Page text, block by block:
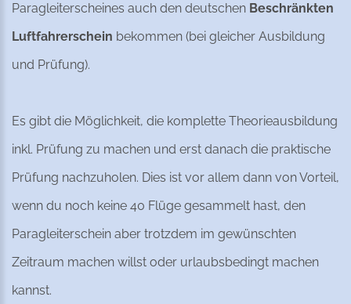
Paragleiterscheines auch den deutschen Beschränkten
Luftfahrerschein bekommen (bei gleicher Ausbildung
und Prüfung).
Es gibt die Möglichkeit, die komplette Theorieausbildung
inkl. Prüfung zu machen und erst danach die praktische
Prüfung nachzuholen. Dies ist vor allem dann von Vorteil,
wenn du noch keine 40 Flüge gesammelt hast, den
Paragleiterschein aber trotzdem im gewünschten
Zeitraum machen willst oder urlaubsbedingt machen
kannst.